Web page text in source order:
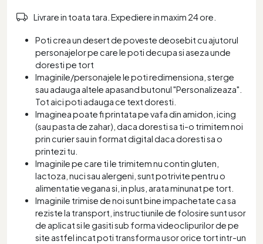
Livrare in toata tara. Expediere in maxim 24 ore.
Poti crea un desert de poveste deosebit cu ajutorul
personajelor pe care le poti decupa si aseza unde
doresti pe tort
Imaginile/personajele le poti redimensiona, sterge
sau adauga altele apasand butonul "Personalizeaza".
Tot aici poti adauga ce text doresti.
Imaginea poate fi printata pe vafa din amidon, icing
(sau pasta de zahar), daca doresti sa ti-o trimitem noi
prin curier sau in format digital daca doresti sa o
printezi tu.
Imaginile pe care ti le trimitem nu contin gluten,
lactoza, nuci sau alergeni, sunt potrivite pentru o
alimentatie vegana si, in plus, arata minunat pe tort.
Imaginile trimise de noi sunt bine impachetate ca sa
reziste la transport, instructiunile de folosire sunt usor
de aplicat si le gasiti sub forma videoclipurilor de pe
site astfel incat poti transforma usor orice tort intr-un